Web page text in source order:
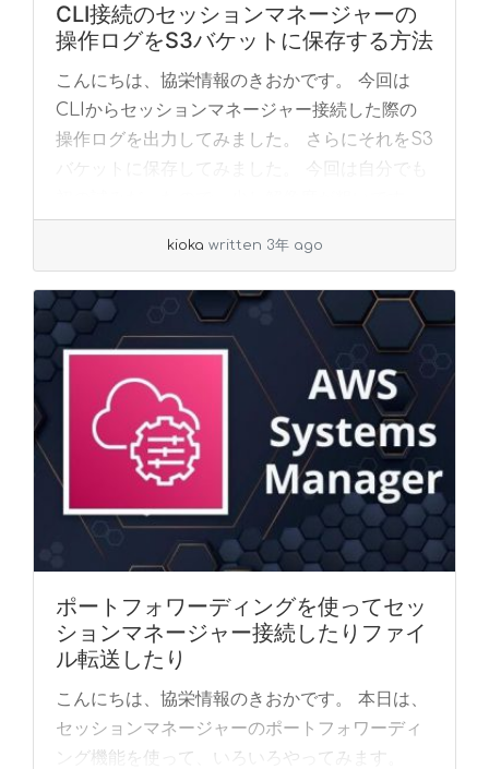
CLI接続のセッションマネージャーの
操作ログをS3バケットに保存する方法
こんにちは、協栄情報のきおかです。 今回は
CLIからセッションマネージャー接続した際の
操作ログを出力してみました。 さらにそれをS3
バケットに保存してみました。 今回は自分でも
kioka written 3年 ago
ポートフォワーディングを使ってセッ
ションマネージャー接続したりファイ
ル転送したり
こんにちは、協栄情報のきおかです。 本日は、
セッションマネージャーのポートフォワーディ
ング機能を使って、いろいろやってみます。